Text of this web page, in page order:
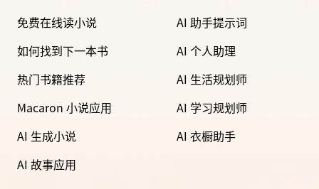
免费在线读小说
如何找到下一本书
热门书籍推荐
Macaron 小说应用
AI 生成小说
AI 故事应用
AI 助手提示词
AI 个人助理
AI 生活规划师
AI 学习规划师
AI 衣橱助手